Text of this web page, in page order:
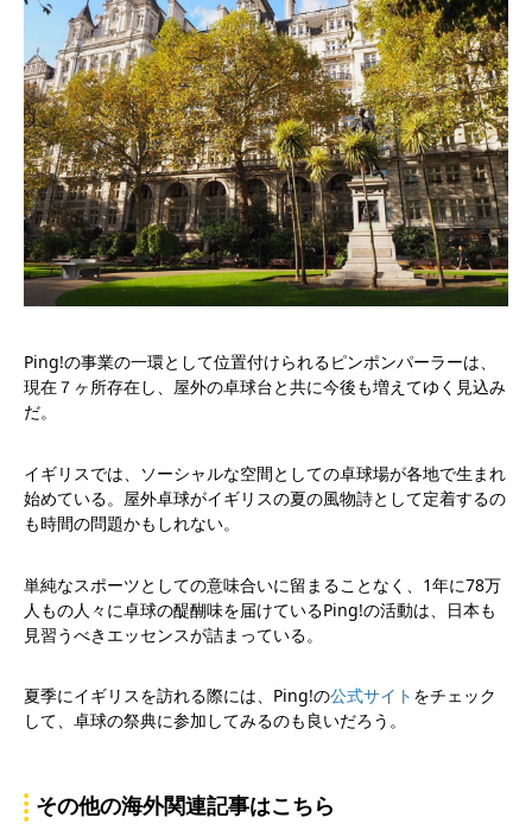
Ping!の事業の一環として位置付けられるピンポンパーラーは、
現在７ヶ所存在し、屋外の卓球台と共に今後も増えてゆく見込み
だ。
イギリスでは、ソーシャルな空間としての卓球場が各地で生まれ
始めている。屋外卓球がイギリスの夏の風物詩として定着するの
も時間の問題かもしれない。
単純なスポーツとしての意味合いに留まることなく、1年に78万
人もの人々に卓球の醍醐味を届けているPing!の活動は、日本も
見習うべきエッセンスが詰まっている。
夏季にイギリスを訪れる際には、Ping!の公式サイト をチェック
して、卓球の祭典に参加してみるのも良いだろう。
その他の海外関連記事はこちら